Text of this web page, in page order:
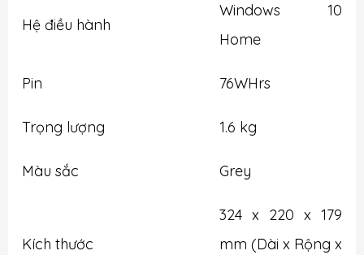
Hệ điều hành
Windows 10
Home
Pin 76WHrs
Trọng lượng 1.6 kg
Màu sắc Grey
Kích thước
324 x 220 x 179
mm (Dài x Rộng x